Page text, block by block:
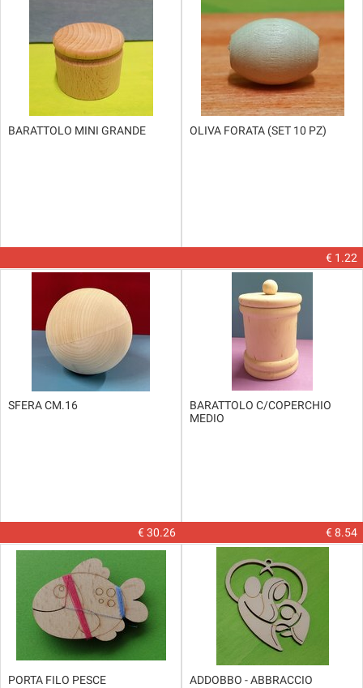
BARATTOLO MINI GRANDE OLIVA FORATA (SET 10 PZ)
€ 1.22
SFERA CM.16
€ 30.26
BARATTOLO C/COPERCHIO
MEDIO
€ 8.54
PORTA FILO PESCE ADDOBBO - ABBRACCIO